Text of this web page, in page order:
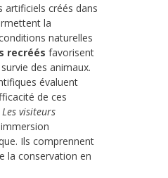
artificiels créés dans
la
naturelles
recréés favorisent
des animaux.
évaluent
de ces
Les visiteurs
immersion
Ils comprennent
la conservation en